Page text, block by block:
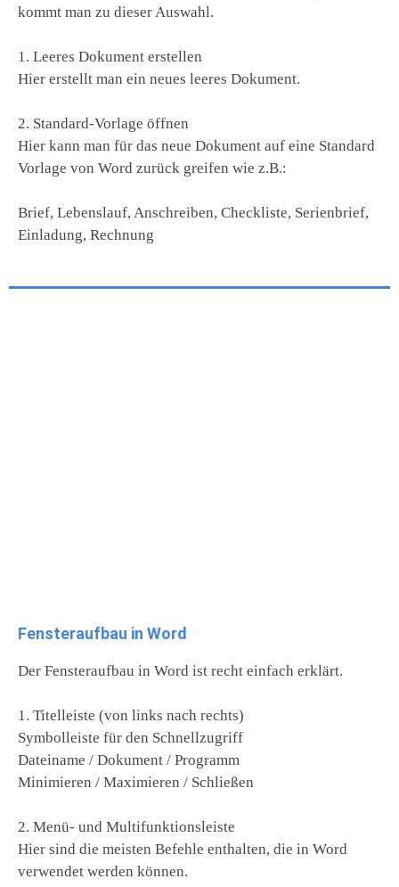
kommt man zu dieser Auswahl.
1. Leeres Dokument erstellen
Hier erstellt man ein neues leeres Dokument.
2. Standard-Vorlage öffnen
Hier kann man für das neue Dokument auf eine Standard
Vorlage von Word zurück greifen wie z.B.:
Brief, Lebenslauf, Anschreiben, Checkliste, Serienbrief,
Einladung, Rechnung
Fensteraufbau in Word
Der Fensteraufbau in Word ist recht einfach erklärt.
1. Titelleiste (von links nach rechts)
Symbolleiste für den Schnellzugriff
Dateiname / Dokument / Programm
Minimieren / Maximieren / Schließen
2. Menü- und Multifunktionsleiste
Hier sind die meisten Befehle enthalten, die in Word
verwendet werden können.